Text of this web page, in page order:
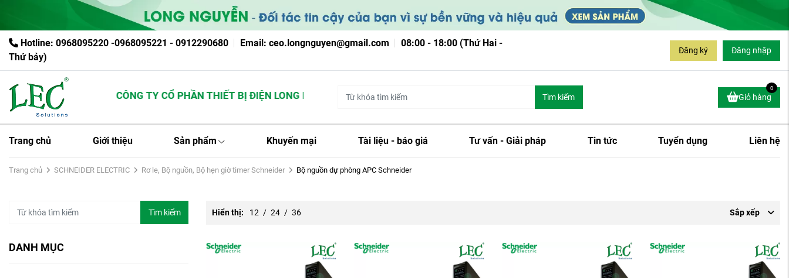
Hotline: 0968095220 -0968095221 - 0912290680 Email: ceo.longnguyen@gmail.com
08:00 - 18:00 (Thứ Hai -
Thứ bảy)
Đăng ký Đăng nhập
CÔNG TY CỔ PHẦN THIẾT BỊ ĐIỆN LONG NGUYỄN Tìm kiếm Giỏ hàng
0
Trang chủ Giới thiệu Sản phẩm Khuyến mại Tài liệu - báo giá Tư vấn - Giải pháp Tin tức Tuyển dụng Liên hệ
Trang chủ SCHNEIDER ELECTRIC Rơ le, Bộ nguồn, Bộ hẹn giờ timer Schneider Bộ nguồn dự phòng APC Schneider
Tìm kiếm
DANH MỤC
Hiển thị: 12 / 24 / 36 Sắp xếp